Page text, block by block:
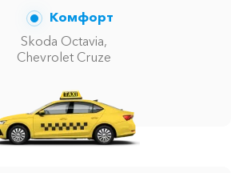
Комфорт
Skoda Octavia,
Chevrolet Cruze